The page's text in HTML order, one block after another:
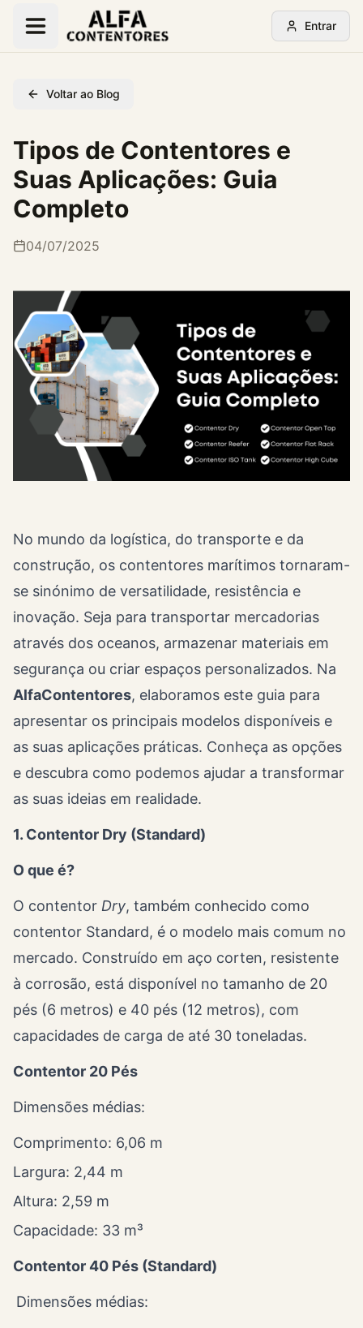
Entrar
Voltar ao Blog
Tipos de Contentores e
Suas Aplicações: Guia
Completo
04/07/2025
No mundo da logística, do transporte e da
construção, os contentores marítimos tornaram-
se sinónimo de versatilidade, resistência e
inovação. Seja para transportar mercadorias
através dos oceanos, armazenar materiais em
segurança ou criar espaços personalizados. Na
AlfaContentores, elaboramos este guia para
apresentar os principais modelos disponíveis e
as suas aplicações práticas. Conheça as opções
e descubra como podemos ajudar a transformar
as suas ideias em realidade.
1. Contentor Dry (Standard)
O que é?
O contentor Dry, também conhecido como
contentor Standard, é o modelo mais comum no
mercado. Construído em aço corten, resistente
à corrosão, está disponível no tamanho de 20
pés (6 metros) e 40 pés (12 metros), com
capacidades de carga de até 30 toneladas.
Contentor 20 Pés
Dimensões médias:
Comprimento: 6,06 m
Largura: 2,44 m
Altura: 2,59 m
Capacidade: 33 m³
Contentor 40 Pés (Standard)
Dimensões médias: